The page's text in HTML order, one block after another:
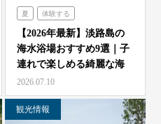
夏 体験する
のじまスコーラ
シェフガーデン
【2026年最新】淡路島の
海水浴場おすすめ9選｜子
連れで楽しめる綺麗な海
と海開き情報
2026.07.10
観光情報